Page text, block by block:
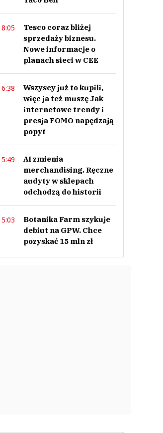
Tesco coraz bliżej
sprzedaży biznesu.
Nowe informacje o
planach sieci w CEE
Wszyscy już to kupili,
więc ja też muszę Jak
internetowe trendy i
presja FOMO napędzają
popyt
AI zmienia
merchandising. Ręczne
audyty w sklepach
odchodzą do historii
Botanika Farm szykuje
debiut na GPW. Chce
pozyskać 15 mln zł